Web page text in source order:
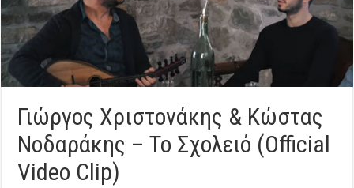
Γιώργος Χριστονάκης & Κώστας
Νοδαράκης – To Σχολειό (Official
Video Clip)